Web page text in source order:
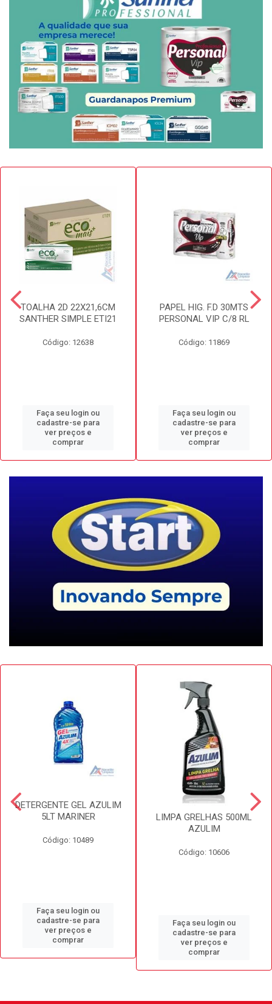
TOALHA 2D 22X21,6CM
SANTHER SIMPLE ETI21
Código: 12638
Faça seu login ou
cadastre-se para
ver preços e
comprar
PAPEL HIG. F.D 30MTS
PERSONAL VIP C/8 RL
Código: 11869
Faça seu login ou
cadastre-se para
ver preços e
comprar
DETERGENTE GEL AZULIM
5LT MARINER
Código: 10489
Faça seu login ou
cadastre-se para
ver preços e
comprar
LIMPA GRELHAS 500ML
AZULIM
Código: 10606
Faça seu login ou
cadastre-se para
ver preços e
comprar